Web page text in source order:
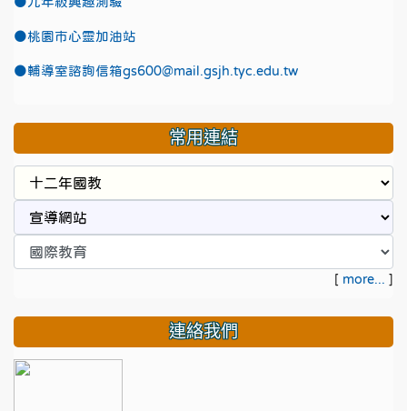
●桃園市心靈加油站
●輔導室諮詢信箱gs600@mail.gsjh.tyc.edu.tw
常用連結
[ more... ]
連絡我們